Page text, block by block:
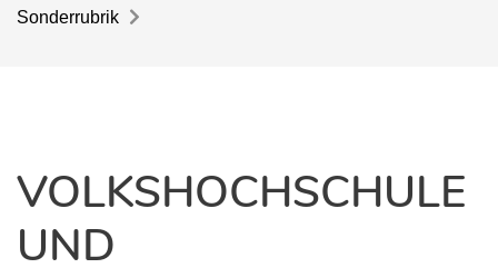
Sonderrubrik
VOLKSHOCHSCHULE
UND